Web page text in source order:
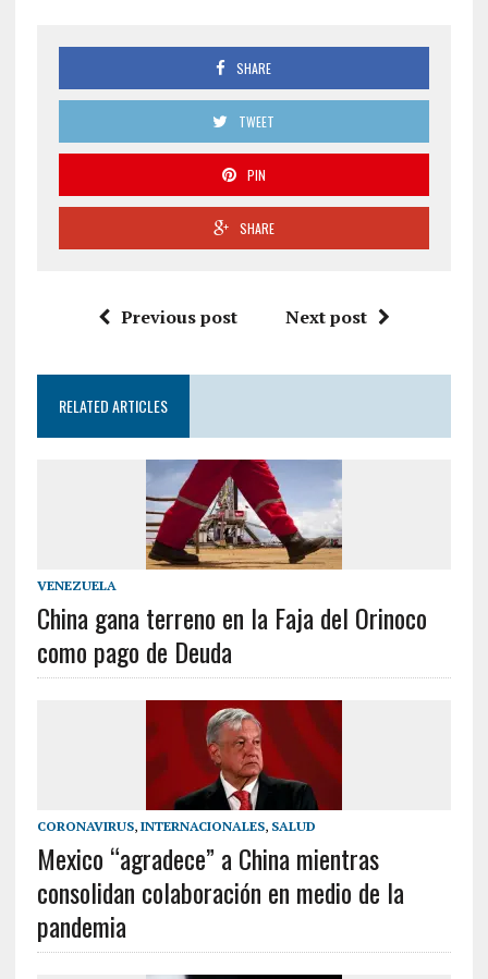
SHARE
TWEET
PIN
SHARE
Previous post Next post
RELATED ARTICLES
VENEZUELA
China gana terreno en la Faja del Orinoco
como pago de Deuda
CORONAVIRUS, INTERNACIONALES, SALUD
Mexico “agradece” a China mientras
consolidan colaboración en medio de la
pandemia